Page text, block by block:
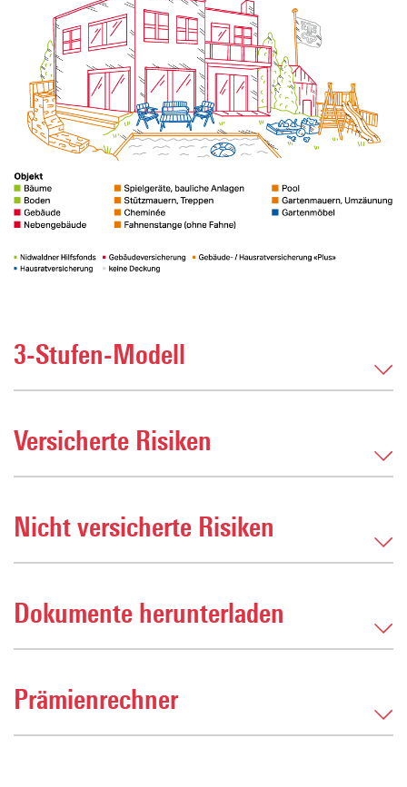
3-Stufen-Modell
Versicherte Risiken
Nicht versicherte Risiken
Dokumente herunterladen
Prämienrechner